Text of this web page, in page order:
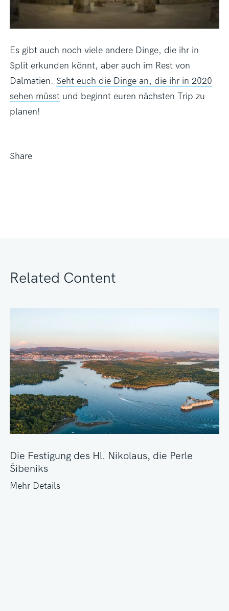
Es gibt auch noch viele andere Dinge, die ihr in
Split erkunden könnt, aber auch im Rest von
Dalmatien. Seht euch die Dinge an, die ihr in 2020
sehen müsstund beginnt euren nächsten Trip zu
planen!
Share
Related Content
Die Festigung des Hl. Nikolaus, die Perle
Šibeniks
Mehr Details